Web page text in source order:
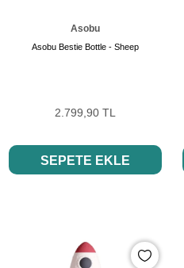
Asobu
Asobu Bestie Bottle - Sheep
2.799,90 TL
SEPETE EKLE